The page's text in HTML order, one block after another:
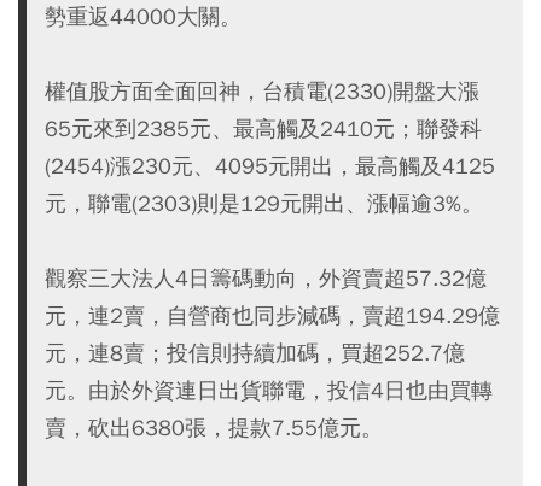
勢重返44000大關。
權值股方面全面回神，台積電(2330)開盤大漲
65元來到2385元、最高觸及2410元；聯發科
(2454)漲230元、4095元開出，最高觸及4125
元，聯電(2303)則是129元開出、漲幅逾3%。
觀察三大法人4日籌碼動向，外資賣超57.32億
元，連2賣，自營商也同步減碼，賣超194.29億
元，連8賣；投信則持續加碼，買超252.7億
元。由於外資連日出貨聯電，投信4日也由買轉
賣，砍出6380張，提款7.55億元。